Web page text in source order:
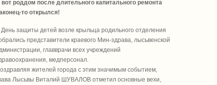
вот роддом после длительного капитального ремонта
то открылся!
День защиты детей возле крыльца родильного отделения
представители краевого Мин-здрава, лысьвенской
главврачи всех учреждений
медперсонал.
жителей города с этим значимым событием,
Лысьвы Виталий ШУВАЛОВ отметил основные вехи,